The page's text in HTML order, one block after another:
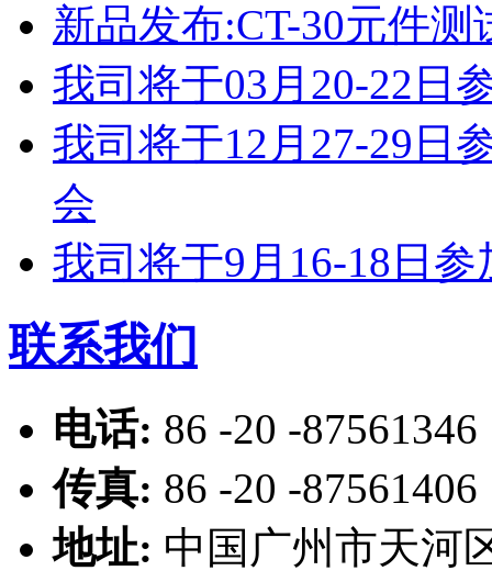
新品发布:CT-30元件测
我司将于03月20-22日
我司将于12月27-29日
会
我司将于9月16-18日
联系我们
电话: 86 -20 -87561346
传真: 86 -20 -87561406
地址: 中国广州市天河